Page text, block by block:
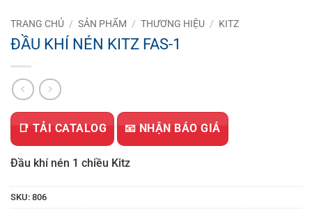
TRANG CHỦ / SẢN PHẨM / THƯƠNG HIỆU / KITZ
ĐẦU KHÍ NÉN KITZ FAS-1
📑 TẢI CATALOG 📧 NHẬN BÁO GIÁ
Đầu khí nén 1 chiều Kitz
SKU: 806